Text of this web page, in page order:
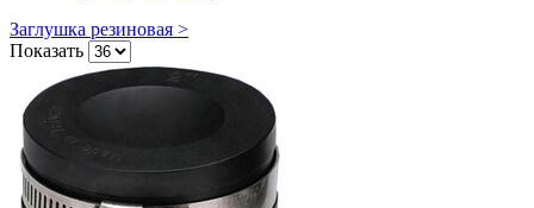
Заглушка резиновая >
Показать